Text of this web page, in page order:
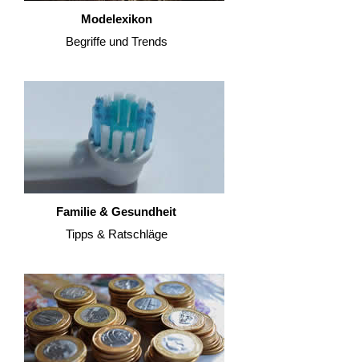
Modelexikon
Begriffe und Trends
Familie & Gesundheit
Tipps & Ratschläge